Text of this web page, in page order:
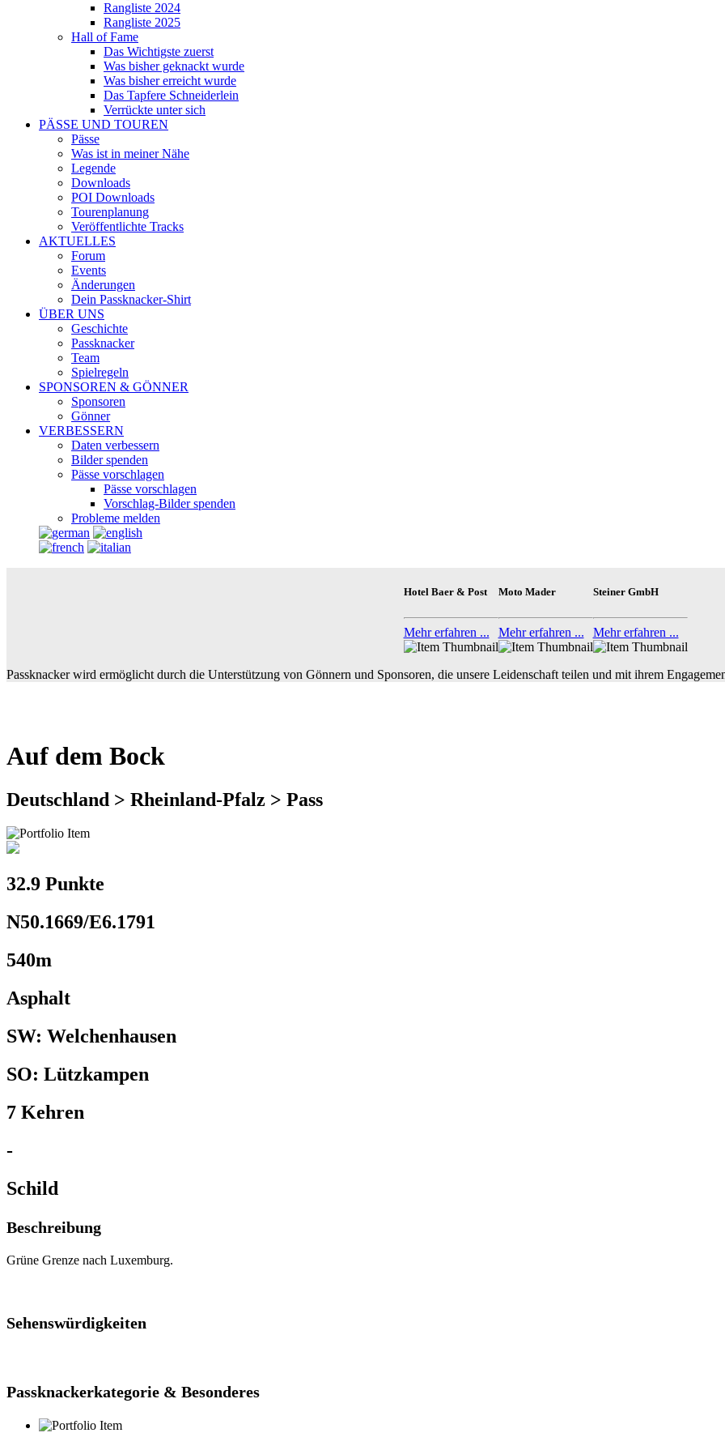
Rangliste 2024
Rangliste 2025
Hall of Fame
Das Wichtigste zuerst
Was bisher geknackt wurde
Was bisher erreicht wurde
Das Tapfere Schneiderlein
Verrückte unter sich
PÄSSE UND TOUREN
Pässe
Was ist in meiner Nähe
Legende
Downloads
POI Downloads
Tourenplanung
Veröffentlichte Tracks
AKTUELLES
Forum
Events
Änderungen
Dein Passknacker-Shirt
ÜBER UNS
Geschichte
Passknacker
Team
Spielregeln
SPONSOREN & GÖNNER
Sponsoren
Gönner
VERBESSERN
Daten verbessern
Bilder spenden
Pässe vorschlagen
Pässe vorschlagen
Vorschlag-Bilder spenden
Probleme melden
Hotel Baer & Post
Mehr erfahren ...
Moto Mader
Mehr erfahren ...
Steiner GmbH
Mehr erfahren ...
Passknacker wird ermöglicht durch die Unterstützung von Gönnern und Sponsoren, die unsere Leidenschaft teilen und mit ihrem
Auf dem Bock
Deutschland > Rheinland-Pfalz > Pass
32.9 Punkte
N50.1669/E6.1791
540m
Asphalt
SW: Welchenhausen
SO: Lützkampen
7 Kehren
-
Schild
Beschreibung
Grüne Grenze nach Luxemburg.
Sehenswürdigkeiten
Passknackerkategorie & Besonderes